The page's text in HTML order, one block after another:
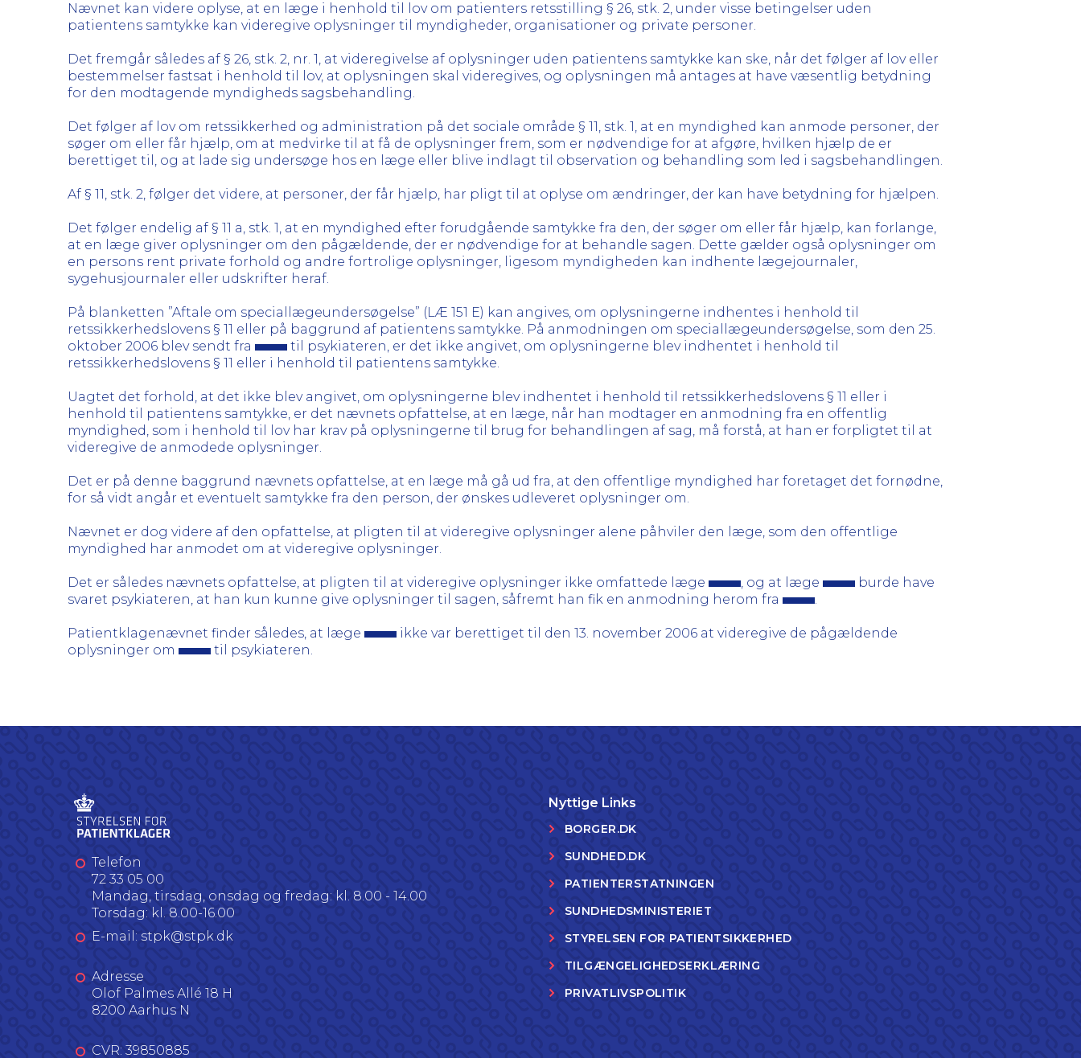
Nævnet kan videre oplyse, at en læge i henhold til lov om patienters retsstilling § 26, stk. 2, under visse betingelser uden
patientens samtykke kan videregive oplysninger til myndigheder, organisationer og private personer.
Det fremgår således af § 26, stk. 2, nr. 1, at videregivelse af oplysninger uden patientens samtykke kan ske, når det følger af lov eller
bestemmelser fastsat i henhold til lov, at oplysningen skal videregives, og oplysningen må antages at have væsentlig betydning
for den modtagende myndigheds sagsbehandling.
Det følger af lov om retssikkerhed og administration på det sociale område § 11, stk. 1, at en myndighed kan anmode personer, der
søger om eller får hjælp, om at medvirke til at få de oplysninger frem, som er nødvendige for at afgøre, hvilken hjælp de er
berettiget til, og at lade sig undersøge hos en læge eller blive indlagt til observation og behandling som led i sagsbehandlingen.
Af § 11, stk. 2, følger det videre, at personer, der får hjælp, har pligt til at oplyse om ændringer, der kan have betydning for hjælpen.
Det følger endelig af § 11 a, stk. 1, at en myndighed efter forudgående samtykke fra den, der søger om eller får hjælp, kan forlange,
at en læge giver oplysninger om den pågældende, der er nødvendige for at behandle sagen. Dette gælder også oplysninger om
en persons rent private forhold og andre fortrolige oplysninger, ligesom myndigheden kan indhente lægejournaler,
sygehusjournaler eller udskrifter heraf.
På blanketten ”Aftale om speciallægeundersøgelse” (LÆ 151 E) kan angives, om oplysningerne indhentes i henhold til
retssikkerhedslovens § 11 eller på baggrund af patientens samtykke. På anmodningen om speciallægeundersøgelse, som den 25.
oktober 2006 blev sendt fra
til psykiateren, er det ikke angivet, om oplysningerne blev indhentet i henhold til
retssikkerhedslovens § 11 eller i henhold til patientens samtykke.
Uagtet det forhold, at det ikke blev angivet, om oplysningerne blev indhentet i henhold til retssikkerhedslovens § 11 eller i
henhold til patientens samtykke, er det nævnets opfattelse, at en læge, når han modtager en anmodning fra en offentlig
myndighed, som i henhold til lov har krav på oplysningerne til brug for behandlingen af sag, må forstå, at han er forpligtet til at
videregive de anmodede oplysninger.
Det er på denne baggrund nævnets opfattelse, at en læge må gå ud fra, at den offentlige myndighed har foretaget det fornødne,
for så vidt angår et eventuelt samtykke fra den person, der ønskes udleveret oplysninger om.
Nævnet er dog videre af den opfattelse, at pligten til at videregive oplysninger alene påhviler den læge, som den offentlige
myndighed har anmodet om at videregive oplysninger.
Det er således nævnets opfattelse, at pligten til at videregive oplysninger ikke omfattede læge , og at læge
burde have
svaret psykiateren, at han kun kunne give oplysninger til sagen, såfremt han fik en anmodning herom fra
.
Patientklagenævnet finder således, at læge
ikke var berettiget til den 13. november 2006 at videregive de pågældende
oplysninger om
til psykiateren.
Telefon
72 33 05 00
Mandag, tirsdag, onsdag og fredag: kl. 8.00 - 14.00
Torsdag: kl. 8.00-16.00
E-mail: stpk@stpk.dk
Adresse
Olof Palmes Allé 18 H
8200 Aarhus N
CVR: 39850885
Nyttige Links
BORGER.DK
SUNDHED.DK
PATIENTERSTATNINGEN
SUNDHEDSMINISTERIET
STYRELSEN FOR PATIENTSIKKERHED
TILGÆNGELIGHEDSERKLÆRING
PRIVATLIVSPOLITIK